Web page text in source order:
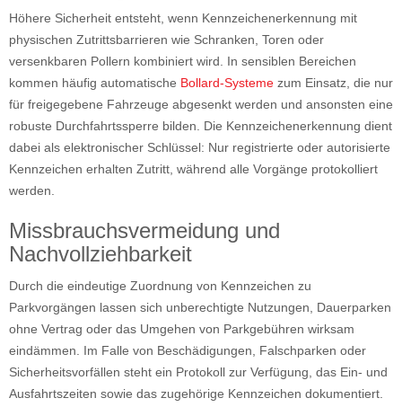
Höhere Sicherheit entsteht, wenn Kennzeichenerkennung mit
physischen Zutrittsbarrieren wie Schranken, Toren oder
versenkbaren Pollern kombiniert wird. In sensiblen Bereichen
kommen häufig automatische Bollard-Systeme zum Einsatz, die nur
für freigegebene Fahrzeuge abgesenkt werden und ansonsten eine
robuste Durchfahrtssperre bilden. Die Kennzeichenerkennung dient
dabei als elektronischer Schlüssel: Nur registrierte oder autorisierte
Kennzeichen erhalten Zutritt, während alle Vorgänge protokolliert
werden.
Missbrauchsvermeidung und
Nachvollziehbarkeit
Durch die eindeutige Zuordnung von Kennzeichen zu
Parkvorgängen lassen sich unberechtigte Nutzungen, Dauerparken
ohne Vertrag oder das Umgehen von Parkgebühren wirksam
eindämmen. Im Falle von Beschädigungen, Falschparken oder
Sicherheitsvorfällen steht ein Protokoll zur Verfügung, das Ein- und
Ausfahrtszeiten sowie das zugehörige Kennzeichen dokumentiert.